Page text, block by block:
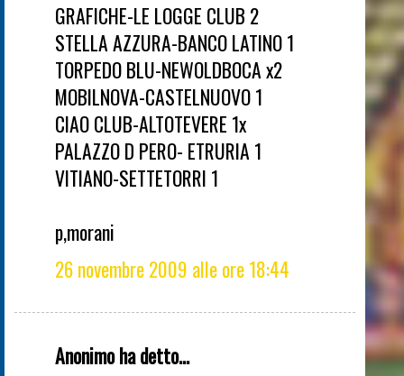
GRAFICHE-LE LOGGE CLUB 2
STELLA AZZURA-BANCO LATINO 1
TORPEDO BLU-NEWOLDBOCA x2
MOBILNOVA-CASTELNUOVO 1
CIAO CLUB-ALTOTEVERE 1x
PALAZZO D PERO- ETRURIA 1
VITIANO-SETTETORRI 1
p,morani
26 novembre 2009 alle ore 18:44
Anonimo ha detto...